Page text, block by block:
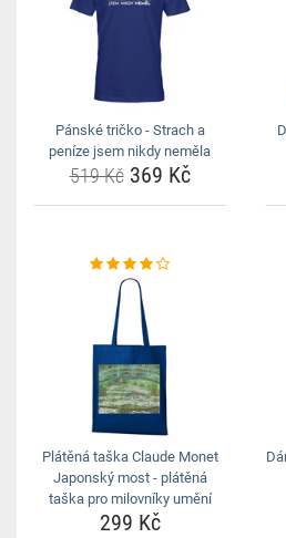
Pánské tričko - Strach a
peníze jsem nikdy neměla
519 Kč369 Kč
Plátěná taška Claude Monet
Japonský most - plátěná
taška pro milovníky umění
299 Kč